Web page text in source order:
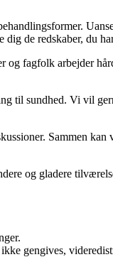
de redskaber, du
fagfolk arbejder
til sundhed. Vi vil
Sammen
og gladere
gengives,